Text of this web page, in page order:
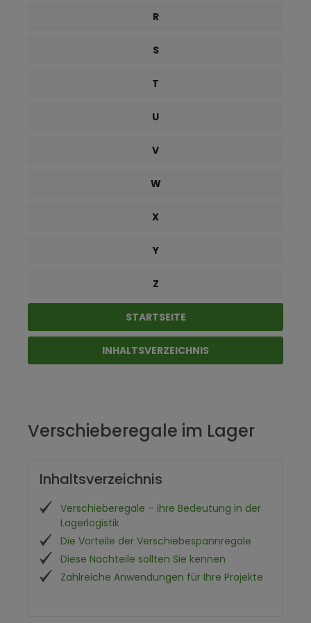
R
S
T
U
V
W
X
Y
Z
STARTSEITE
INHALTSVERZEICHNIS
Verschieberegale im Lager
Inhaltsverzeichnis
Verschieberegale – ihre Bedeutung in der
Lagerlogistik
Die Vorteile der Verschiebespannregale
Diese Nachteile sollten Sie kennen
Zahlreiche Anwendungen für Ihre Projekte